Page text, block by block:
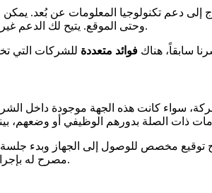
تكنولوجيا المعلومات عن بُعد. يمكن
وحتى الموقع. يتيح لك الدعم غير المراقب عن بُعد أداء جميع المهام التجارية بأمان ومن مسافة بعيدة.
سابقاً، هناك فوائد متعددة
سواء كانت هذه الجهة موجودة داخل
توقيع مخصص للوصول إلى الجهاز وبدء
مصرح له بإجراء الأعمال، بل يحمي أيضاً هذا الاتصال من أي جهات غير مرغوب فيها.